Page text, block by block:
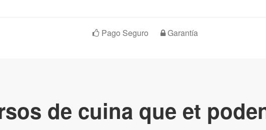
Pago Seguro Garantía
de cuina que et